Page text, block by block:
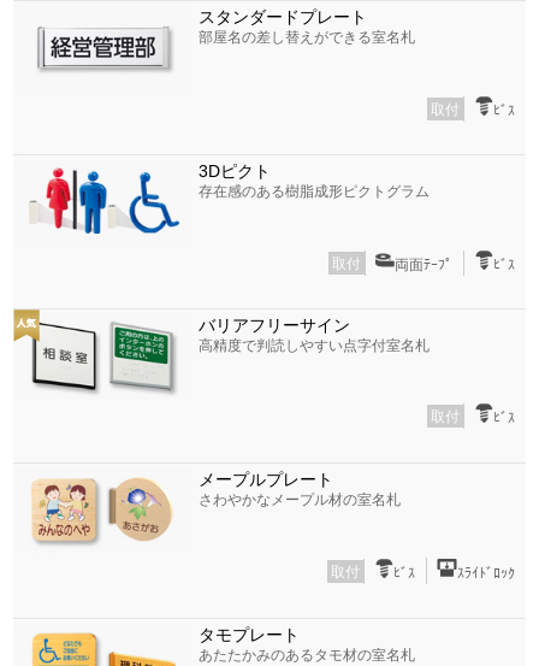
スタンダードプレート
部屋名の差し替えができる室名札
取付 ﾋﾞｽ
3Dピクト
存在感のある樹脂成形ピクトグラム
取付 両面ﾃｰﾌﾟ ﾋﾞｽ
バリアフリーサイン
高精度で判読しやすい点字付室名札
取付 ﾋﾞｽ
メープルプレート
さわやかなメープル材の室名札
取付 ﾋﾞｽ ｽﾗｲﾄﾞﾛｯｸ
タモプレート
あたたかみのあるタモ材の室名札